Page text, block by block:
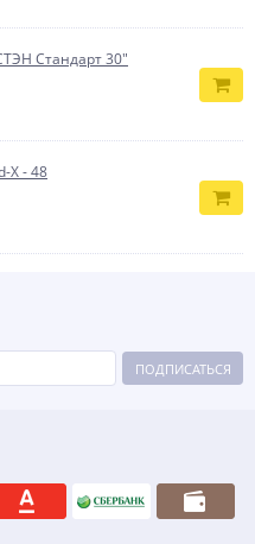
Стандарт 30"
X - 48
ПОДПИСАТЬСЯ